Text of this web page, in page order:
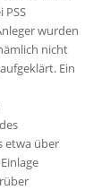
wurden
nicht
Ein
etwa über